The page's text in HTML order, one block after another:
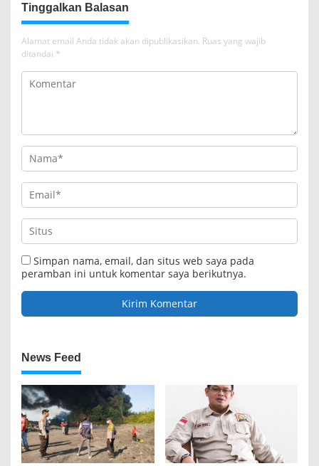
Tinggalkan Balasan
Alamat email Anda tidak akan dipublikasikan. Ruas yang wajib
ditandai *
Simpan nama, email, dan situs web saya pada
peramban ini untuk komentar saya berikutnya.
News Feed